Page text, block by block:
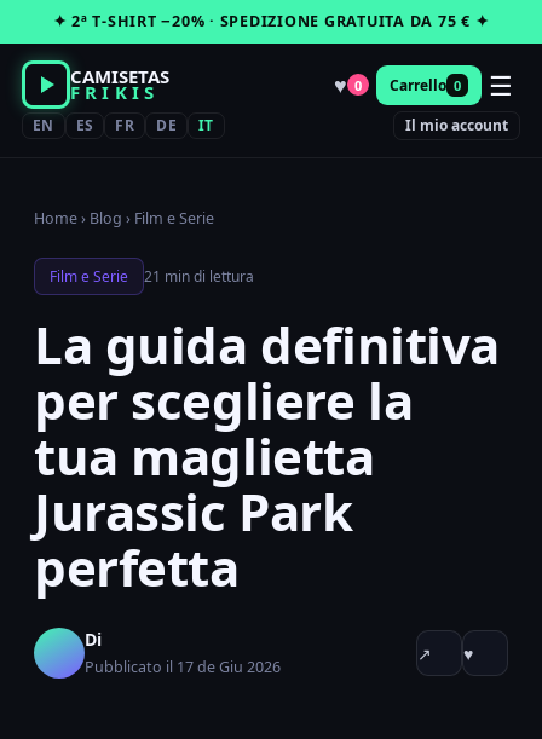
al
contenuto
✦ 2ª T-SHIRT −20% · SPEDIZIONE GRATUITA DA 75 € ✦
CAMISETAS
FRIKIS ♥ 0 Carrello 0 ☰
EN ES FR DE IT Il mio account
Home› Blog › Film e Serie
Film e Serie 21 min di lettura
La guida definitiva
per scegliere la
tua maglietta
Jurassic Park
perfetta
Di
Pubblicato il 17 de Giu 2026
↗ ♥